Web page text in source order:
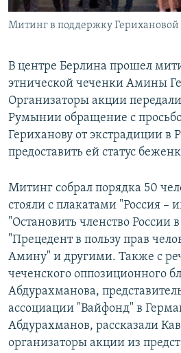
Все сайты РСЕ/РС
Митинг в поддержку Герихановой
В центре Берлина прошел
этнической чеченки Амины
Организаторы акции передали
Румынии обращение с
Гериханову от экстрадиции в
предоставить ей статус
Митинг собрал порядка 50
стояли с плакатами "Россия –
"Остановить членство России
"Прецедент в пользу прав
Амину" и другими. Также с
чеченского оппозиционного
Абдурахманова,
ассоциации "Вайфонд" в
Абдурахманов, рассказали
организаторы акции из